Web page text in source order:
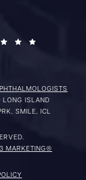
LONG ISLAND
SMILE, ICL
MARKETING®